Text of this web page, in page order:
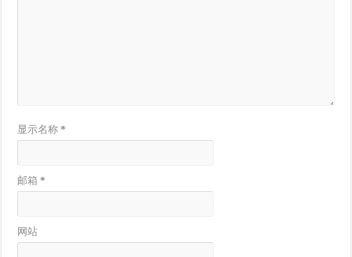
显示名称*
邮箱*
网站